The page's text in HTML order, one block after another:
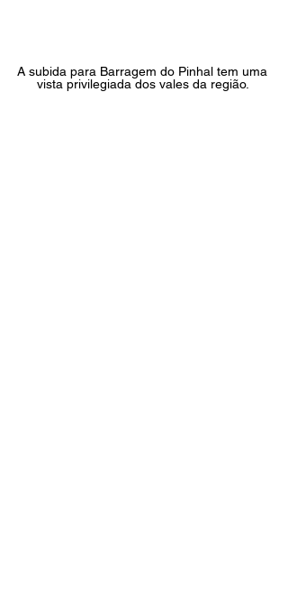
A subida para Barragem do Pinhal tem uma
vista privilegiada dos vales da região.